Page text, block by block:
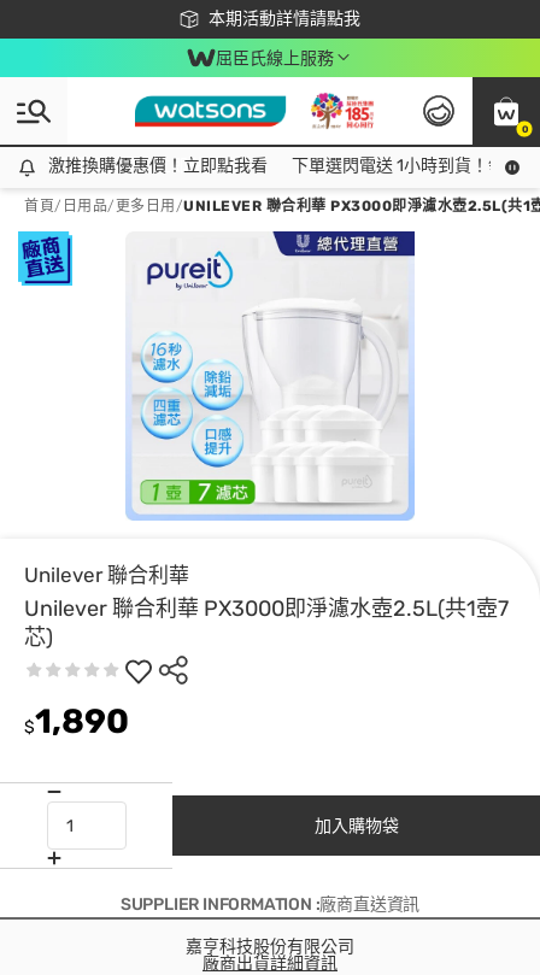
本期活動詳情請點我
下載app最高回饋$350
屈臣氏線上服務
0
激推換購優惠價！立即點我看
激推換購優惠價！立即點我看 下單選閃電送 1小時到貨！領神
首頁/ 日用品/ 更多日用 /UNILEVER 聯合利華 PX3000即淨濾水壺2.5L(共1
Unilever 聯合利華
Unilever 聯合利華 PX3000即淨濾水壺2.5L(共1壺7
芯)
$1,890
加入購物袋
SUPPLIER INFORMATION :廠商直送資訊
嘉亨科技股份有限公司
廠商出貨詳細資訊